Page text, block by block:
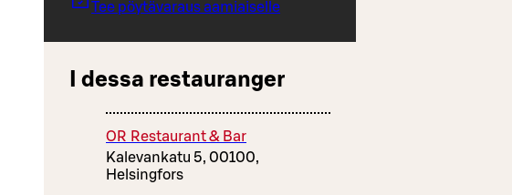
Tee pöytävaraus aamiaiselle
I dessa restauranger
OR Restaurant & Bar
Kalevankatu 5, 00100,
Helsingfors